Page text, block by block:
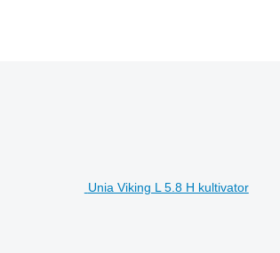
Unia Viking L 5.8 H kultivator